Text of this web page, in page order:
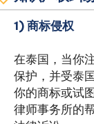
1) 商标侵权
在泰国，当你
保护，并受泰
你的商标或试
律师事务所的